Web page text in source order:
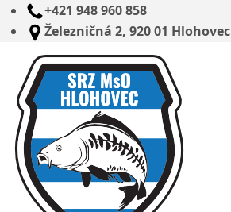
+421 948 960 858
Železničná 2, 920 01 Hlohovec